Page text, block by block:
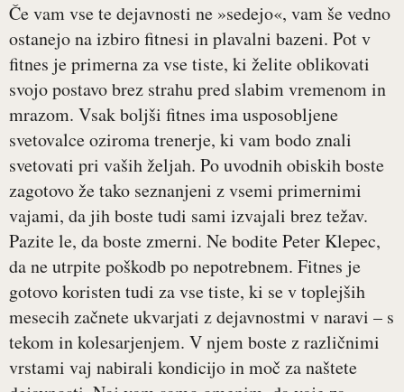
Če vam vse te dejavnosti ne »sedejo«, vam še vedno
ostanejo na izbiro fitnesi in plavalni bazeni. Pot v
fitnes je primerna za vse tiste, ki želite oblikovati
svojo postavo brez strahu pred slabim vremenom in
mrazom. Vsak boljši fitnes ima usposobljene
svetovalce oziroma trenerje, ki vam bodo znali
svetovati pri vaših željah. Po uvodnih obiskih boste
zagotovo že tako seznanjeni z vsemi primernimi
vajami, da jih boste tudi sami izvajali brez težav.
Pazite le, da boste zmerni. Ne bodite Peter Klepec,
da ne utrpite poškodb po nepotrebnem. Fitnes je
gotovo koristen tudi za vse tiste, ki se v toplejših
mesecih začnete ukvarjati z dejavnostmi v naravi – s
tekom in kolesarjenjem. V njem boste z različnimi
vrstami vaj nabirali kondicijo in moč za naštete